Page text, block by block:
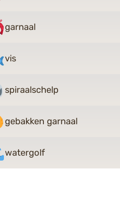
garnaal
vis
spiraalschelp
gebakken garnaal
watergolf